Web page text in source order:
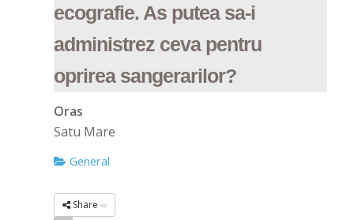
ecografie. As putea sa-i
administrez ceva pentru
oprirea sangerarilor?
Oras
Satu Mare
General
Share